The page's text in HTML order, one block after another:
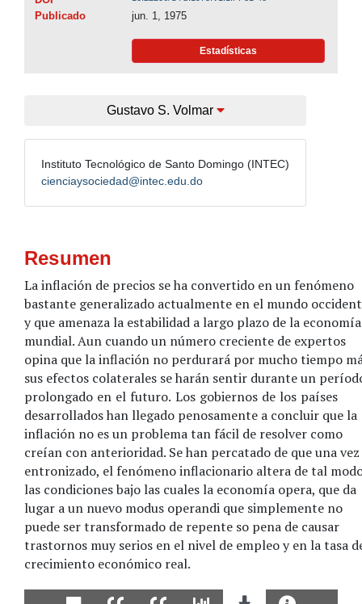
Publicado jun. 1, 1975
Estadísticas
Gustavo S. Volmar
Instituto Tecnológico de Santo Domingo (INTEC)
cienciaysociedad@intec.edu.do
Resumen
La inflación de precios se ha convertido en un fenómeno
bastante generalizado actualmente en el mundo
y que amenaza la estabilidad a largo plazo de la economía
mundial. Aun cuando un número creciente de expertos
opina que la inflación no perdurará por mucho tiempo
sus efectos colaterales se harán sentir durante un
prolongado en el futuro. Los gobiernos de los países
desarrollados han llegado penosamente a concluir que la
inflación no es un problema tan fácil de resolver como
creían con anterioridad. Se han percatado de que una vez
entronizado, el fenómeno inflacionario altera de tal
las condiciones bajo las cuales la economía opera, que da
lugar a un nuevo modus operandi que simplemente no
puede ser transformado de repente so pena de causar
trastornos muy serios en el nivel de empleo y en la tasa
crecimiento económico real.